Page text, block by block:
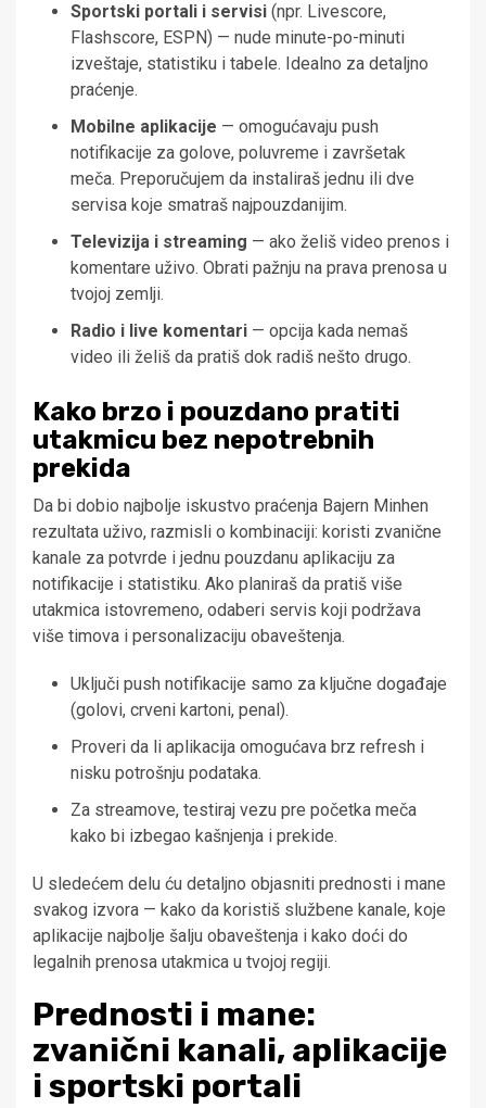
Sportski portali i servisi (npr. Livescore,
Flashscore, ESPN) — nude minute-po-minuti
izveštaje, statistiku i tabele. Idealno za detaljno
praćenje.
Mobilne aplikacije — omogućavaju push
notifikacije za golove, poluvreme i završetak
meča. Preporučujem da instaliraš jednu ili dve
servisa koje smatraš najpouzdanijim.
Televizija i streaming — ako želiš video prenos i
komentare uživo. Obrati pažnju na prava prenosa u
tvojoj zemlji.
Radio i live komentari — opcija kada nemaš
video ili želiš da pratiš dok radiš nešto drugo.
Kako brzo i pouzdano pratiti
utakmicu bez nepotrebnih
prekida
Da bi dobio najbolje iskustvo praćenja Bajern Minhen
rezultata uživo, razmisli o kombinaciji: koristi zvanične
kanale za potvrde i jednu pouzdanu aplikaciju za
notifikacije i statistiku. Ako planiraš da pratiš više
utakmica istovremeno, odaberi servis koji podržava
više timova i personalizaciju obaveštenja.
Uključi push notifikacije samo za ključne događaje
(golovi, crveni kartoni, penal).
Proveri da li aplikacija omogućava brz refresh i
nisku potrošnju podataka.
Za streamove, testiraj vezu pre početka meča
kako bi izbegao kašnjenja i prekide.
U sledećem delu ću detaljno objasniti prednosti i mane
svakog izvora — kako da koristiš službene kanale, koje
aplikacije najbolje šalju obaveštenja i kako doći do
legalnih prenosa utakmica u tvojoj regiji.
Prednosti i mane:
zvanični kanali, aplikacije
i sportski portali